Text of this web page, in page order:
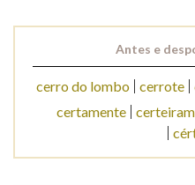
BUSCAR NO CONTIDO
Antes e
cerro do lombo cerrote
certamente